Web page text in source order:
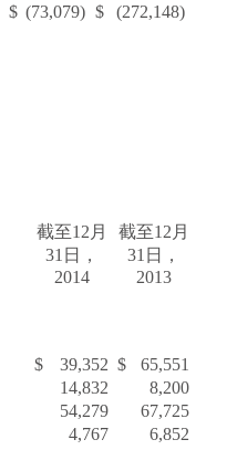
$ (73,079) $ (272,148)
截至12月
31 日，
截至12月
31 日，
2014
2013
$ 39,352 $
65,551
14,832
8,200
54,279
67,725
4,767
6,852